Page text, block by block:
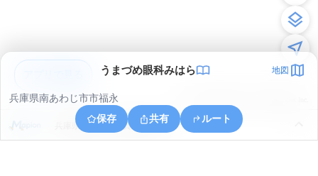
うまづめ眼科みはら 地図
兵庫県南あわじ市市福永
保存
共有 ルート
兵庫県南あわじ市賀集立川瀬